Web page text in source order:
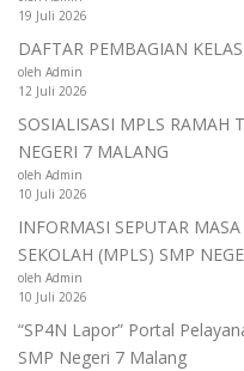
19 Juli 2026
DAFTAR PEMBAGIAN
oleh Admin
12 Juli 2026
SOSIALISASI MPLS RAMAH
NEGERI 7 MALANG
oleh Admin
10 Juli 2026
INFORMASI SEPUTAR
SEKOLAH (MPLS) SMP
oleh Admin
10 Juli 2026
“SP4N Lapor” Portal
SMP Negeri 7 Malang